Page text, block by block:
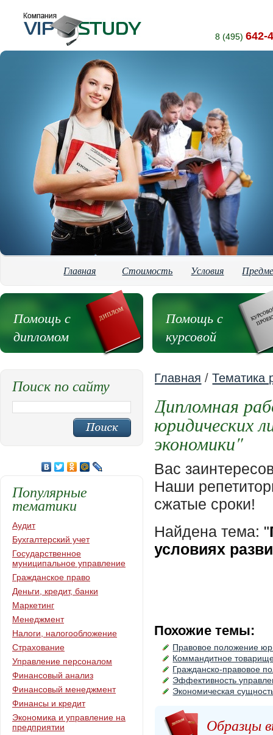
8 (495) 642-
Главная Стоимость Условия
Помощь с
дипломом
Помощь с
курсовой
Главная /Тематика
Дипломная
юридических
экономики"
Вас
Наши
сжатые сроки!
Найдена тема: "
условиях
Похожие темы:
Правовое положение
Коммандитное
Гражданско-правовое
Эффективность
Экономическая
Образцы
Поиск по сайту
Популярные
тематики
Аудит
Бухгалтерский учет
Государственное
муниципальное управление
Гражданское право
Деньги, кредит, банки
Маркетинг
Менеджмент
Налоги, налогообложение
Страхование
Управление персоналом
Финансовый анализ
Финансовый менеджмент
Финансы и кредит
Экономика и управление на
предприятии